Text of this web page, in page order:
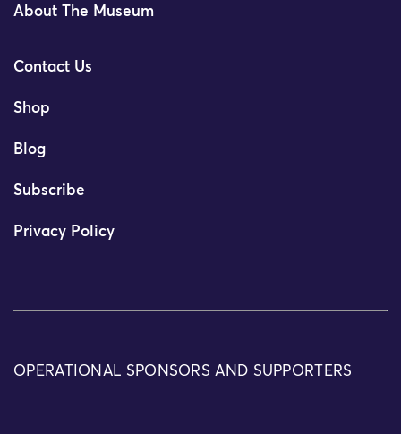
About The Museum
Contact Us
Shop
Blog
Subscribe
Privacy Policy
OPERATIONAL SPONSORS AND SUPPORTERS